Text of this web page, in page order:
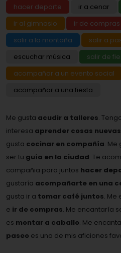
hacer deporte
ir a cenar
ir al gimnasio
ir de compras
salir a la montaña
salir a
escuchar música
salir de
acompañar a un evento social
acompañar a una fiesta
Me gusta acudir a talleres.
interesa aprender cosas nuevas
gusta cocinar en compañía. Me
ser tu guía en la ciudad. Te
compañia para juntos hacer
gustaría acompañarte en una
gusta ir a tomar café juntos. Me
e ir de compras. Me encantaría
es montar a caballo. Me encanta
paseo es una de mis aficiones